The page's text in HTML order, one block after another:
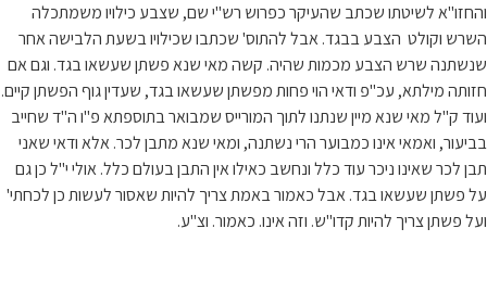
והחזו"א לשיטתו שכתב שהעיקר כפרוש רש"י שם, שצבע כילויו משמתכלה
השרש וקולט הצבע בבגד. אבל להתוס' שכתבו שכילויו בשעת הלבישה אחר
שנשתנה שרש הצבע מכמות שהיה. קשה מאי שנא פשתן שעשאו בגד. וגם אם
חזותה מילתא, עכ"פ ודאי הוי פחות מפשתן שעשאו בגד, שעדין גוף הפשתן קיים.
ועוד ק"ל מאי שנא מיין שנתנו לתוך המורייס שמבואר בתוספתא פ"ו ה"ד שחייב
בביעור, ואמאי אינו כמבוער הרי נשתנה, ומאי שנא מתבן לכר. אלא ודאי שאני
תבן לכר שאינו ניכר עוד כלל ונחשב כאילו אין התבן בעולם כלל. אולי י"ל כן גם
על פשתן שעשאו בגד. אבל כאמור באמת צריך להיות שאסור לעשות כן לכחתי'
ועל פשתן צריך להיות קדו"ש. וזה אינו. כאמור. וצ"ע.